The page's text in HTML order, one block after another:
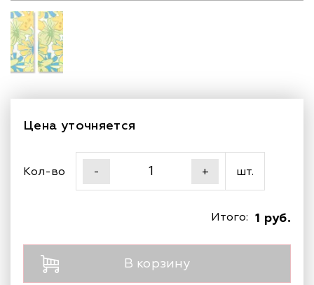
Цена уточняется
Кол-во - + шт.
1 руб.
Итого:
В корзину